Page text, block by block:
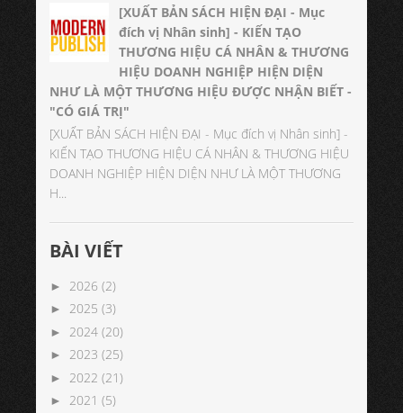
[XUẤT BẢN SÁCH HIỆN ĐẠI - Mục
đích vị Nhân sinh] - KIẾN TẠO
THƯƠNG HIỆU CÁ NHÂN & THƯƠNG
HIỆU DOANH NGHIỆP HIỆN DIỆN
NHƯ LÀ MỘT THƯƠNG HIỆU ĐƯỢC NHẬN BIẾT -
"CÓ GIÁ TRỊ"
[XUẤT BẢN SÁCH HIỆN ĐẠI - Mục đích vị Nhân sinh] -
KIẾN TẠO THƯƠNG HIỆU CÁ NHÂN & THƯƠNG HIỆU
DOANH NGHIỆP HIỆN DIỆN NHƯ LÀ MỘT THƯƠNG
H...
BÀI VIẾT
► 2026 (2)
► 2025 (3)
► 2024 (20)
► 2023 (25)
► 2022 (21)
► 2021 (5)